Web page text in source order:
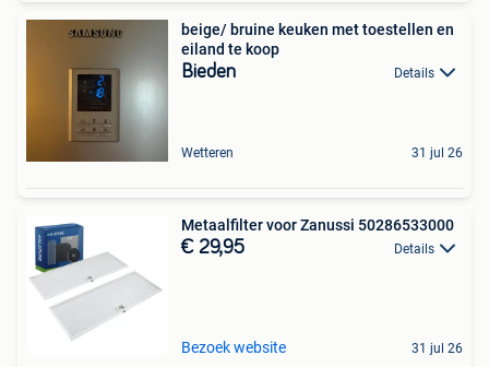
beige/ bruine keuken met toestellen en
eiland te koop
Bieden Details
Wetteren 31 jul 26
Metaalfilter voor Zanussi 50286533000
€ 29,95 Details
Bezoek website 31 jul 26